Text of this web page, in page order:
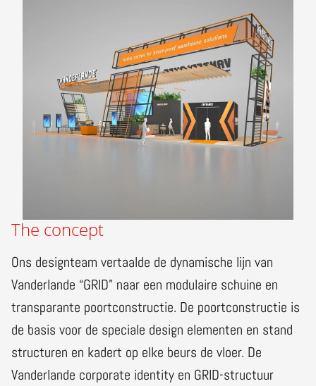
The concept
Ons designteam vertaalde de dynamische lijn van
Vanderlande “GRID” naar een modulaire schuine en
transparante poortconstructie. De poortconstructie is
de basis voor de speciale design elementen en stand
structuren en kadert op elke beurs de vloer. De
Vanderlande corporate identity en GRID-structuur